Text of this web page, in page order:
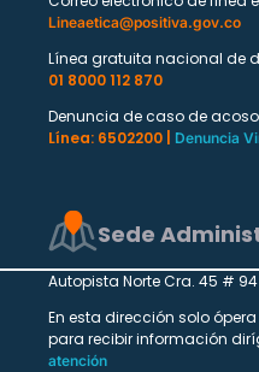
Lineaetica@positiva.gov.co
Línea gratuita nacional de
01 8000 112 870
Denuncia de caso de
Línea: 6502200 |
Denuncia
Sede
Autopista Norte Cra. 45 #
En esta dirección solo
para recibir información
atención